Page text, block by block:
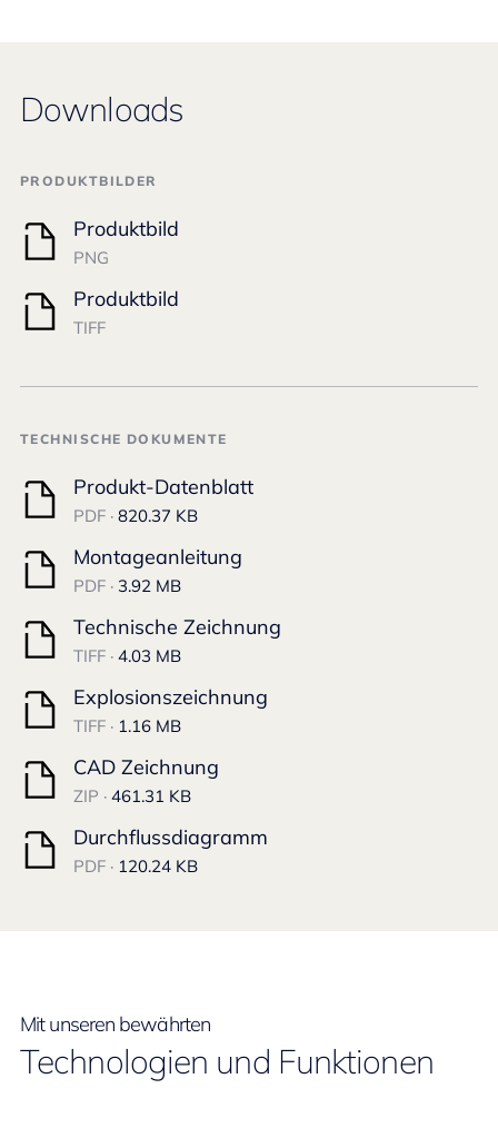
Downloads
PRODUKTBILDER
Produktbild
PNG
Produktbild
TIFF
TECHNISCHE DOKUMENTE
Produkt-Datenblatt
PDF · 820.37 KB
Montageanleitung
PDF · 3.92 MB
Technische Zeichnung
TIFF · 4.03 MB
Explosionszeichnung
TIFF · 1.16 MB
CAD Zeichnung
ZIP · 461.31 KB
Durchflussdiagramm
PDF · 120.24 KB
Mit unseren bewährten
Technologien und Funktionen